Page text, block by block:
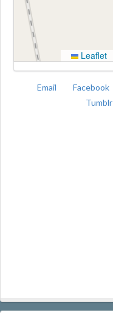
Leaflet
Email Facebook
Tumblr